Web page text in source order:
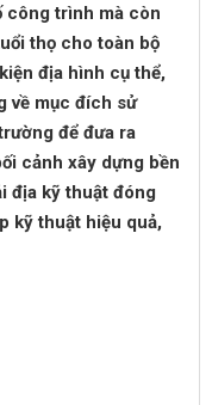
công trình mà còn
thọ cho toàn bộ
địa hình cụ thể,
về mục đích sử
để đưa ra
cảnh xây dựng bền
địa kỹ thuật đóng
kỹ thuật hiệu quả,